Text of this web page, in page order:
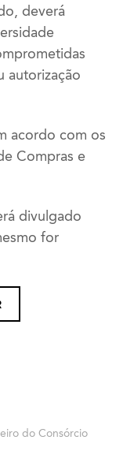
deverá
autorização
acordo com os
Compras e
divulgado
for
do Consórcio